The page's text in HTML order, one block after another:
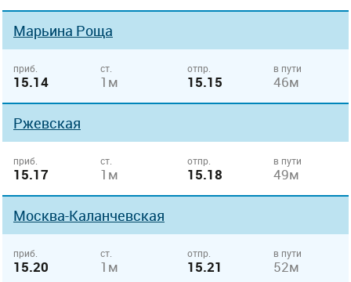
Марьина Роща
приб.
15.14
ст.
1м
отпр.
15.15
в пути
46м
Ржевская
приб.
15.17
ст.
1м
отпр.
15.18
в пути
49м
Москва-Каланчевская
приб.
15.20
ст.
1м
отпр.
15.21
в пути
52м